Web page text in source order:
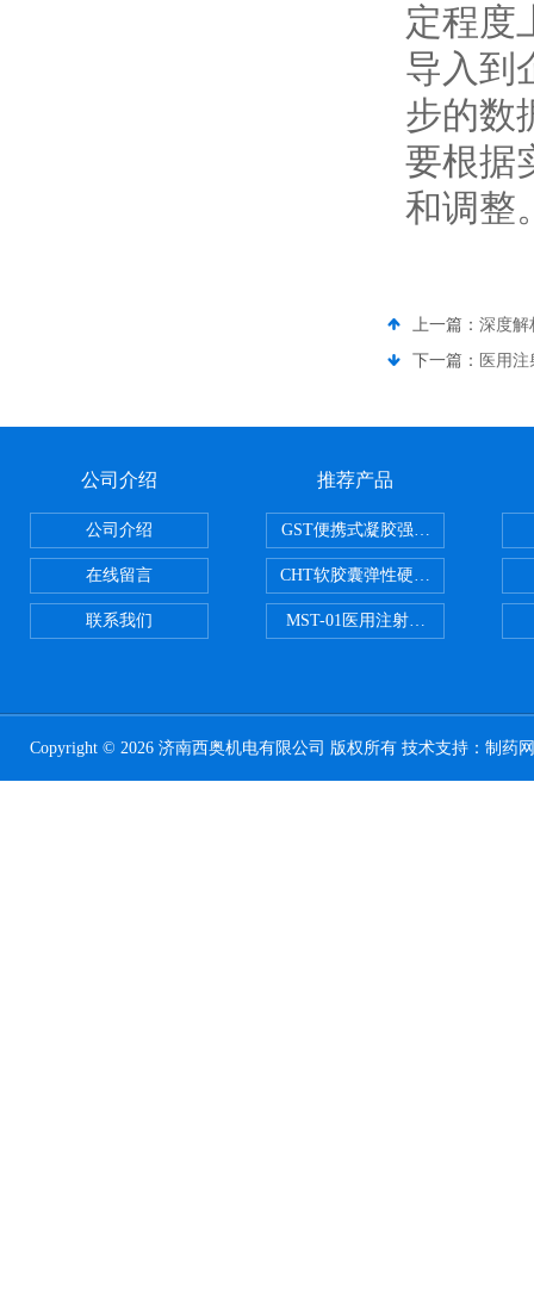
定程度
导入到
步的数
要根据
和调整
上一篇： 深度解
下一篇： 医用
公司介绍
公司介绍
在线留言
联系我们
推荐产品
GST便携式凝胶强度测定仪
CHT软胶囊弹性硬度测试仪
MST-01医用注射器测试仪
Copyright © 2026 济南西奥机电有限公司 版权所有 技术支持： 制药网